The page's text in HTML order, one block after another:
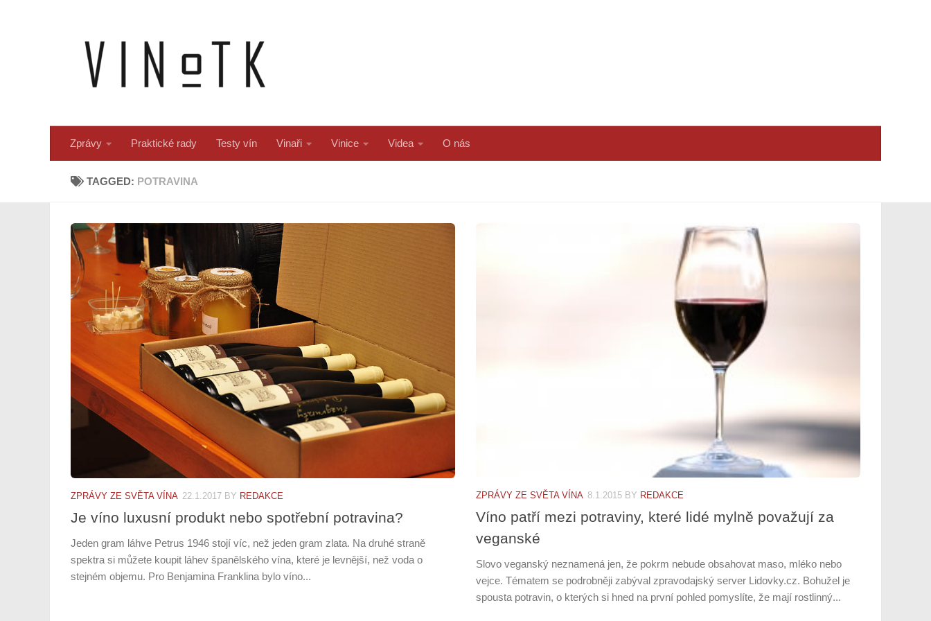
Zprávy Praktické rady Testy vín Vinaři Vinice Videa O nás
TAGGED: POTRAVINA
ZPRÁVY ZE SVĚTA VÍNA 22.1.2017 BY REDAKCE
Je víno luxusní produkt nebo spotřební potravina?
Jeden gram láhve Petrus 1946 stojí víc, než jeden gram zlata. Na druhé straně
spektra si můžete koupit láhev španělského vína, které je levnější, než voda o
stejném objemu. Pro Benjamina Franklina bylo víno...
ZPRÁVY ZE SVĚTA VÍNA 8.1.2015 BY REDAKCE
Víno patří mezi potraviny, které lidé mylně považují za
veganské
Slovo veganský neznamená jen, že pokrm nebude obsahovat maso, mléko nebo
vejce. Tématem se podrobněji zabýval zpravodajský server Lidovky.cz. Bohužel je
spousta potravin, o kterých si hned na první pohled pomyslíte, že mají rostlinný...